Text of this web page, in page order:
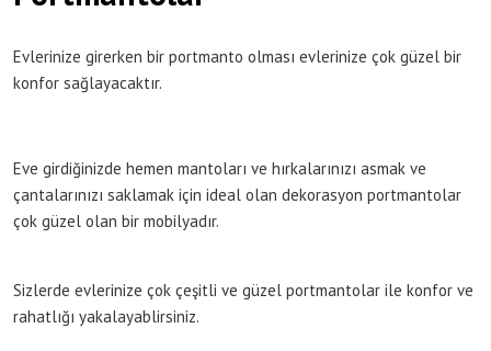
Evlerinize girerken bir portmanto olması evlerinize çok güzel bir
konfor sağlayacaktır.
Eve girdiğinizde hemen mantoları ve hırkalarınızı asmak ve
çantalarınızı saklamak için ideal olan dekorasyon portmantolar
çok güzel olan bir mobilyadır.
Sizlerde evlerinize çok çeşitli ve güzel portmantolar ile konfor ve
rahatlığı yakalayablirsiniz.